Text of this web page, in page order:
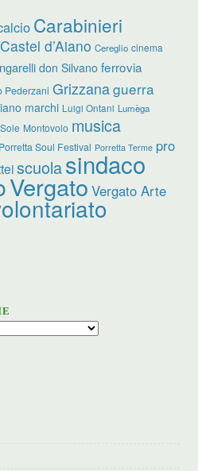
Carabinieri
Castel d’Aiano Cereglio cinema
don Silvano ferrovia
Pederzani Grizzanaguerra
marchi Luigi Ontani Lumèga
Montovolo musica
Porretta Soul Festival Porretta Terme pro
scuolasindaco
Vergato Vergato Arte